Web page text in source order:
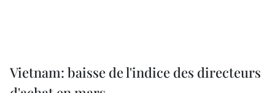
Vietnam: baisse de l'indice des directeurs